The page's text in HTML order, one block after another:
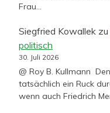
Frau…
Siegfried Kowallek zu
politisch
30. Juli 2026
@ Roy B. Kullmann
tatsächlich ein Ruck
wenn auch Friedrich